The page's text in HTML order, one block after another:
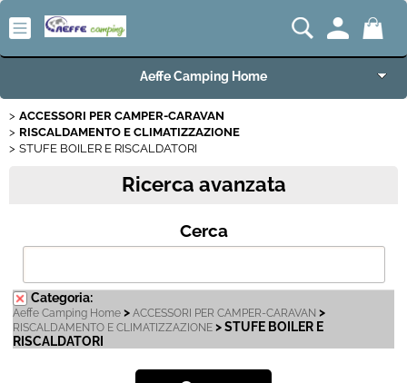
Aeffe Camping Home
Articoli per Camper e Caravan
Imbarcazioni e Motori Marini
Carrelli e Rimorchi
ACCESSORI PER CAMPER-CARAVAN
RISCALDAMENTO E CLIMATIZZAZIONE
STUFE BOILER E RISCALDATORI
Ricerca avanzata
Cerca
Categoria:
Aeffe Camping Home > ACCESSORI PER CAMPER-CARAVAN >
RISCALDAMENTO E CLIMATIZZAZIONE > STUFE BOILER E
RISCALDATORI